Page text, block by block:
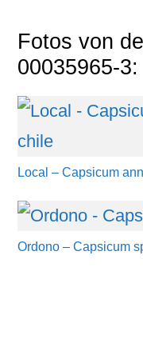
Fotos von
00035965-3:
Local – Capsicum
Ordono – Capsicum